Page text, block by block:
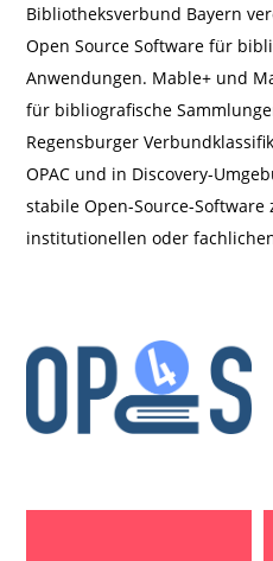
Bibliotheksverbund Bayern
Open Source Software für
Anwendungen. Mable+ und
für bibliografische
Regensburger
OPAC und in Discovery-
stabile Open-Source-Software
institutionellen oder